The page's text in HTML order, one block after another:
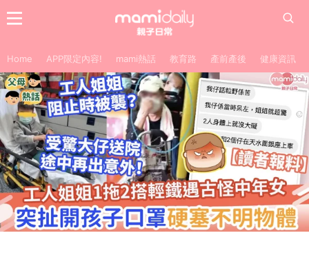
Home APP限定內容! mami熱話 教育路 產前產後 健康資訊